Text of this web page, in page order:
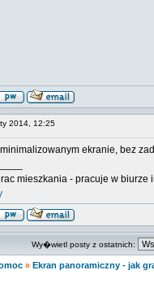
2014, 12:25
ekranie, bez
mieszkania - pracuje w biurze
Wy�wietl posty z ostatnich:
» Ekran panoramiczny - jak